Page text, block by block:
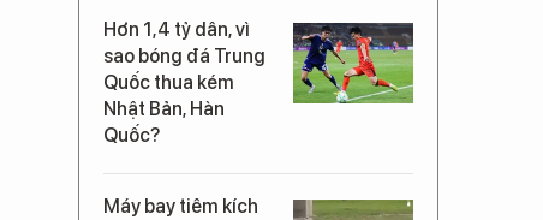
Hơn 1,4 tỷ dân, vì
sao bóng đá Trung
Quốc thua kém
Nhật Bản, Hàn
Quốc?
Máy bay tiêm kích